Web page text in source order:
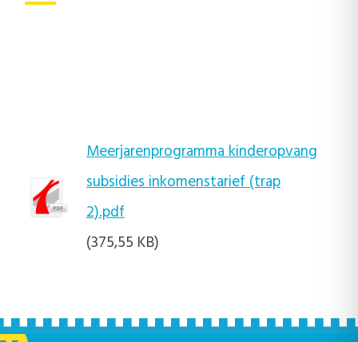
Meerjarenprogramma kinderopvang
subsidies inkomenstarief (trap
2).pdf
(375,55 KB)